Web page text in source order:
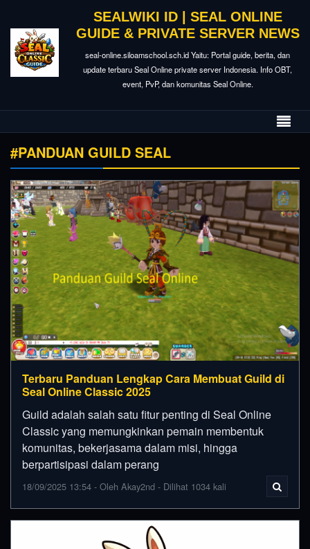
SEALWIKI ID | SEAL ONLINE
GUIDE & PRIVATE SERVER NEWS
seal-online.siloamschool.sch.id Yaitu: Portal guide, berita, dan
update terbaru Seal Online private server Indonesia. Info OBT,
event, PvP, dan komunitas Seal Online.
#PANDUAN GUILD SEAL
Terbaru Panduan Lengkap Cara Membuat Guild di
Seal Online Classic 2025
Guild adalah salah satu fitur penting di Seal Online
Classic yang memungkinkan pemain membentuk
komunitas, bekerjasama dalam misi, hingga
berpartisipasi dalam perang
18/09/2025 13:54 - Oleh Akay2nd - Dilihat 1034 kali